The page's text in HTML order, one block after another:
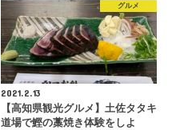
グルメ
2021.2.13
【高知県観光グルメ】土佐タタキ
道場で鰹の藁焼き体験をしよ